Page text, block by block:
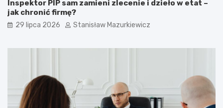
Inspektor PIP sam zamieni zlecenie i dzieło w etat –
jak chronić firmę?
29 lipca 2026 Stanisław Mazurkiewicz